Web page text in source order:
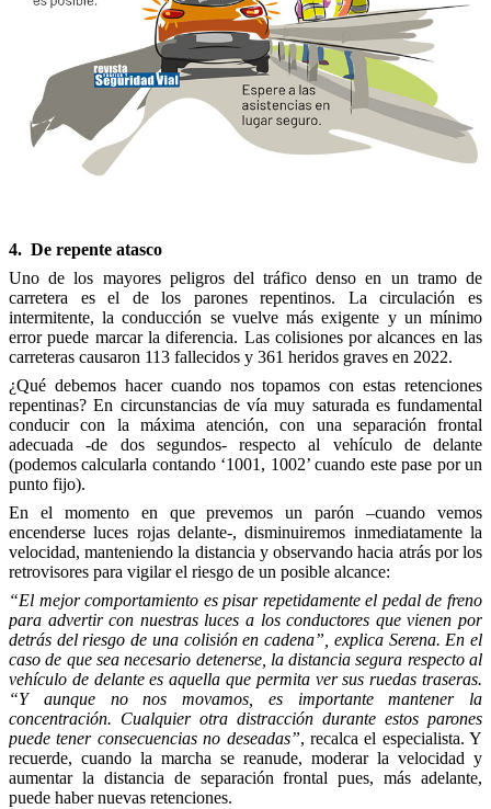
4. De repente atasco
Uno de los mayores peligros del tráfico denso en un tramo de
carretera es el de los parones repentinos. La circulación es
intermitente, la conducción se vuelve más exigente y un mínimo
error puede marcar la diferencia. Las colisiones por alcances en las
carreteras causaron 113 fallecidos y 361 heridos graves en 2022.
¿Qué debemos hacer cuando nos topamos con estas retenciones
repentinas? En circunstancias de vía muy saturada es fundamental
conducir con la máxima atención, con una separación frontal
adecuada -de dos segundos- respecto al vehículo de delante
(podemos calcularla contando ‘1001, 1002’ cuando este pase por un
punto fijo).
En el momento en que prevemos un parón –cuando vemos
encenderse luces rojas delante-, disminuiremos inmediatamente la
velocidad, manteniendo la distancia y observando hacia atrás por los
retrovisores para vigilar el riesgo de un posible alcance:
“El mejor comportamiento es pisar repetidamente el pedal de freno
para advertir con nuestras luces a los conductores que vienen por
detrás del riesgo de una colisión en cadena”, explica Serena. En el
caso de que sea necesario detenerse, la distancia segura respecto al
vehículo de delante es aquella que permita ver sus ruedas traseras.
“Y aunque no nos movamos, es importante mantener la
concentración. Cualquier otra distracción durante estos parones
puede tener consecuencias no deseadas”, recalca el especialista. Y
recuerde, cuando la marcha se reanude, moderar la velocidad y
aumentar la distancia de separación frontal pues, más adelante,
puede haber nuevas retenciones.